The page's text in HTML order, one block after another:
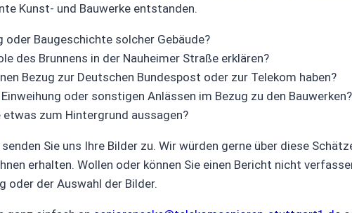
Kunst- und Bauwerke entstanden.
Baugeschichte solcher Gebäude?
des Brunnens in der Nauheimer Straße erklären?
Bezug zur Deutschen Bundespost oder zur Telekom haben?
oder sonstigen Anlässen im Bezug zu den Bauwerken?
zum Hintergrund aussagen?
Sie uns Ihre Bilder zu. Wir würden gerne über diese
erhalten. Wollen oder können Sie einen Bericht nicht
oder der Auswahl der Bilder.